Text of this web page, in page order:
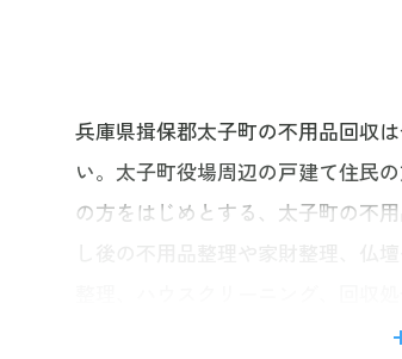
兵庫県揖保郡太子町の不用品回収
い。太子町役場周辺の戸建て住民
の方をはじめとする、太子町の不
ンプランもご提供。経験豊富なス